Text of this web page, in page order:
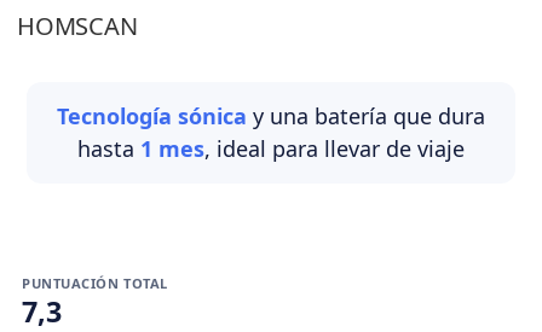
HOMSCAN
Tecnología sónica y una batería que dura
hasta 1 mes, ideal para llevar de viaje
PUNTUACIÓN TOTAL
7,3